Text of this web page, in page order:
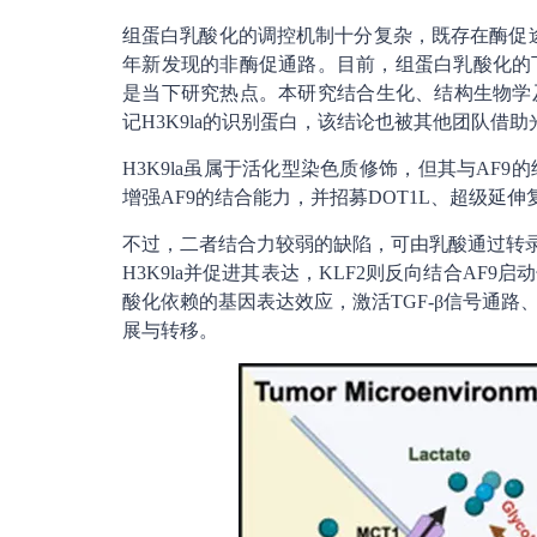
组蛋白乳酸化的调控机制十分复杂，既存在酶
年新发现的非酶促通路。目前，组蛋白乳酸化
是当下研究热点。本研究结合生化、结构生物
记H3K9la的识别蛋白，该结论也被其他团队借助
H3K9la虽属于活化型染色质修饰，但其与AF9
增强AF9的结合能力，并招募DOT1L、超级延
不过，二者结合力较弱的缺陷，可由乳酸通过
H3K9la并促进其表达，KLF2则反向结合AF9启
酸化依赖的基因表达效应，激活TGF-β信号通路
展与转移。